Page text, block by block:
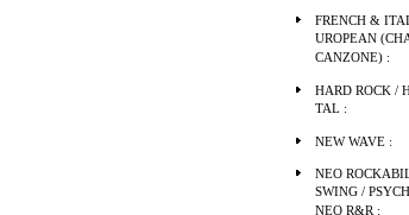
FRENCH &
UROPEAN
CANZONE) :
HARD ROCK /
TAL :
NEW WAVE :
NEO
SWING /
NEO R&R :